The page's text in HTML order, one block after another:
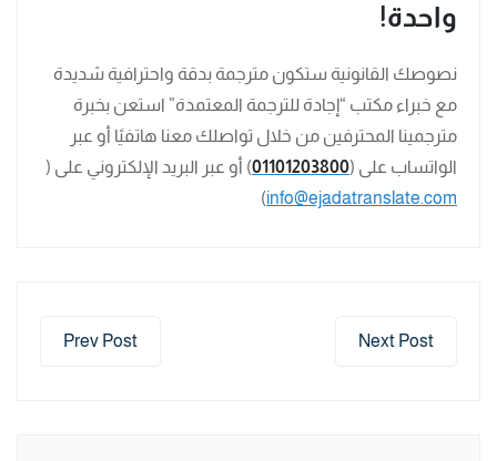
واحدة!
نصوصك القانونية ستكون مترجمة بدقة واحترافية شديدة
مع خبراء مكتب “إجادة للترجمة المعتمدة” استعن بخبرة
مترجمينا المحترفين من خلال تواصلك معنا هاتفيًا أو عبر
الواتساب على (01101203800) أو عبر البريد الإلكتروني على (
info@ejadatranslate.com
)
Prev Post Next Post